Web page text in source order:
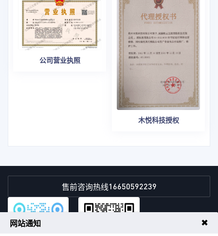
公司营业执照
木悦科技授权
售前咨询热线16650592239
网站通知 ✖